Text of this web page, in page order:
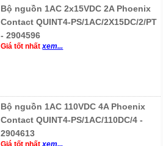
Bộ nguồn 1AC 2x15VDC 2A Phoenix
Contact QUINT4-PS/1AC/2X15DC/2/PT
- 2904596
Giá tốt nhấtxem...
Bộ nguồn 1AC 110VDC 4A Phoenix
Contact QUINT4-PS/1AC/110DC/4 -
2904613
Giá tốt nhấtxem...